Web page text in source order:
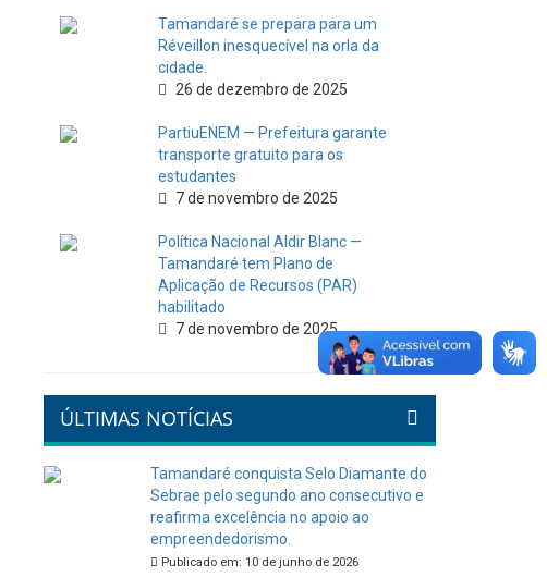
Tamandaré se prepara para um
Réveillon inesquecível na orla da
cidade.
26 de dezembro de 2025
PartiuENEM — Prefeitura garante
transporte gratuito para os
estudantes
7 de novembro de 2025
Política Nacional Aldir Blanc —
Tamandaré tem Plano de
Aplicação de Recursos (PAR)
habilitado
7 de novembro de 2025
ÚLTIMAS NOTÍCIAS
Tamandaré conquista Selo Diamante do
Sebrae pelo segundo ano consecutivo e
reafirma excelência no apoio ao
empreendedorismo.
Publicado em: 10 de junho de 2026